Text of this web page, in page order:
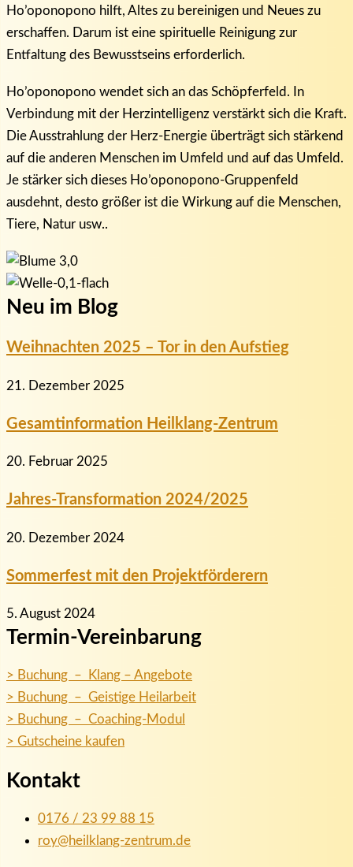
Ho’oponopono hilft, Altes zu bereinigen und Neues zu
erschaffen. Darum ist eine spirituelle Reinigung zur
Entfaltung des Bewusstseins erforderlich.
Ho’oponopono wendet sich an das Schöpferfeld. In
Verbindung mit der Herzintelligenz verstärkt sich die Kraft.
Die Ausstrahlung der Herz-Energie überträgt sich stärkend
auf die anderen Menschen im Umfeld und auf das Umfeld.
Je stärker sich dieses Ho’oponopono-Gruppenfeld
ausdehnt, desto größer ist die Wirkung auf die Menschen,
Tiere, Natur usw..
Neu im Blog
Weihnachten 2025 – Tor in den Aufstieg
21. Dezember 2025
Gesamtinformation Heilklang-Zentrum
20. Februar 2025
Jahres-Transformation 2024/2025
20. Dezember 2024
Sommerfest mit den Projektförderern
5. August 2024
Termin-Vereinbarung
> Buchung – Klang – Angebote
> Buchung – Geistige Heilarbeit
> Buchung – Coaching-Modul
> Gutscheine kaufen
Kontakt
0176 / 23 99 88 15
roy@heilklang-zentrum.de